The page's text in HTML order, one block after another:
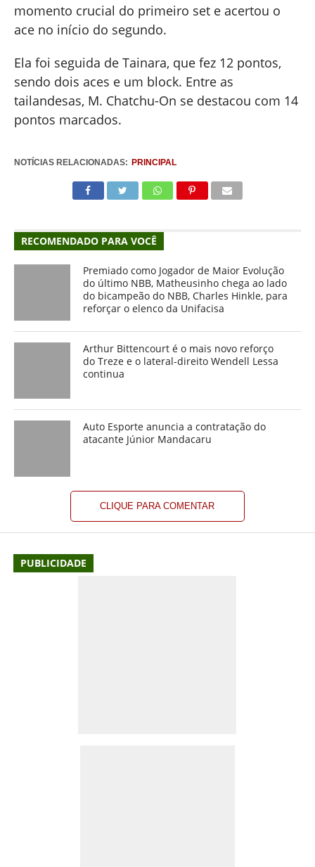
momento crucial do primeiro set e acertou o
ace no início do segundo.
Ela foi seguida de Tainara, que fez 12 pontos,
sendo dois aces e um block. Entre as
tailandesas, M. Chatchu-On se destacou com 14
pontos marcados.
NOTÍCIAS RELACIONADAS: PRINCIPAL
RECOMENDADO PARA VOCÊ
Premiado como Jogador de Maior Evolução
do último NBB, Matheusinho chega ao lado
do bicampeão do NBB, Charles Hinkle, para
reforçar o elenco da Unifacisa
Arthur Bittencourt é o mais novo reforço
do Treze e o lateral-direito Wendell Lessa
continua
Auto Esporte anuncia a contratação do
atacante Júnior Mandacaru
CLIQUE PARA COMENTAR
PUBLICIDADE